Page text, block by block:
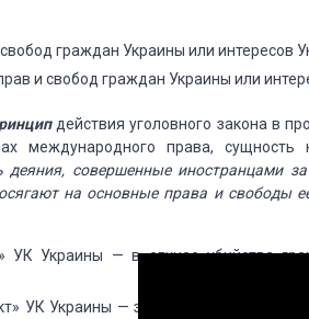
граждан Украины или интересов
и свобод граждан Украины или
действия уголовного закона в
международного права,
деяния, совершенные иностранцами
на основные права и свободы
УК Украины — в случае убийства
УК Украины — за совершение за